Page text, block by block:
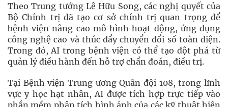
Theo Trung tướng Lê Hữu Song, các nghị quyết của
Bộ Chính trị đã tạo cơ sở chính trị quan trọng để
bệnh viện nâng cao mô hình hoạt động, ứng dụng
công nghệ cao và thúc đẩy chuyển đổi số toàn diện.
Trong đó, AI trong bệnh viện có thể tạo đột phá từ
quản lý điều hành đến hỗ trợ chẩn đoán, điều trị.
Tại Bệnh viện Trung ương Quân đội 108, trong lĩnh
vực y học hạt nhân, AI được tích hợp trực tiếp vào
phần mềm phân tích hình ảnh của các kỹ thuật hiện